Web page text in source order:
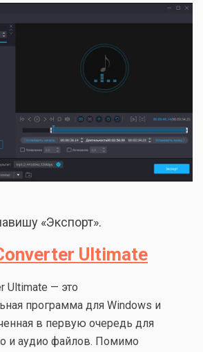
«Экспорт».
Ultimate
Ultimate — это
программа для Windows и
в первую очередь для
и аудио файлов. Помимо